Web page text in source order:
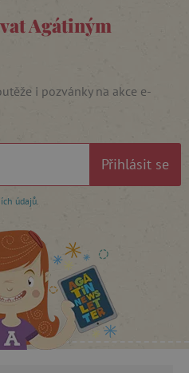
Agátiným
i pozvánky na akce e-
Přihlásit se
údajů
Marketingové cookies
soubory
účtu. Webové
Provider/
Doména